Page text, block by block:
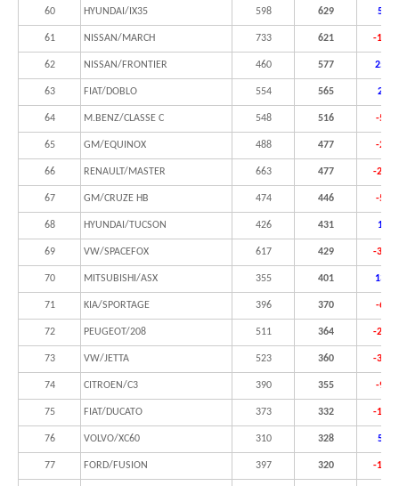
60 HYUNDAI/IX35 598 629 5,2%
61 NISSAN/MARCH 733 621 -
62 NISSAN/FRONTIER 460 577
63 FIAT/DOBLO 554 565 2,0%
64 M.BENZ/CLASSE C 548 516 -
65 GM/EQUINOX 488 477 -
66 RENAULT/MASTER 663 477 -
67 GM/CRUZE HB 474 446 -
68 HYUNDAI/TUCSON 426 431 1,2%
69 VW/SPACEFOX 617 429 -
70 MITSUBISHI/ASX 355 401
71 KIA/SPORTAGE 396 370 -
72 PEUGEOT/208 511 364 -
73 VW/JETTA 523 360 -
74 CITROEN/C3 390 355 -
75 FIAT/DUCATO 373 332 -
76 VOLVO/XC60 310 328 5,8%
77 FORD/FUSION 397 320 -